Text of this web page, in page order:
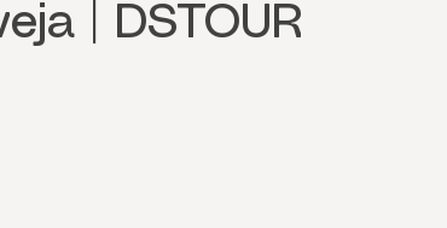
| DSTOUR